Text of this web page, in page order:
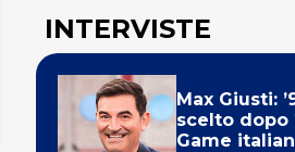
INTERVISTE
Max Giusti:
scelto dopo
Game